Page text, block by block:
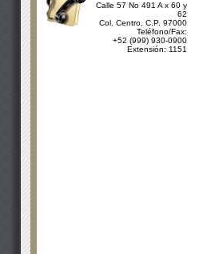
Calle 57 No 491 A x 60 y
62
Col. Centro, C.P. 97000
Teléfono/Fax:
+52 (999) 930-0900
Extensión: 1151